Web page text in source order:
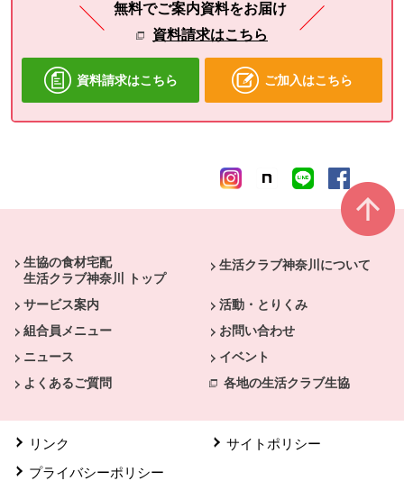
無料でご案内資料をお届け
資料請求はこちら
資料請求はこちら ご加入はこちら
生協の食材宅配
生活クラブ神奈川 トップ
生活クラブ神奈川について
サービス案内
活動・とりくみ
組合員メニュー
お問い合わせ
ニュース
イベント
よくあるご質問
各地の生活クラブ生協
リンク
サイトポリシー
プライバシーポリシー